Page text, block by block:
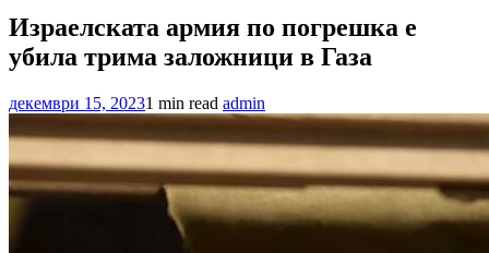
Израелската армия по погрешка е
убила трима заложници в Газа
декември 15, 20231 min read admin